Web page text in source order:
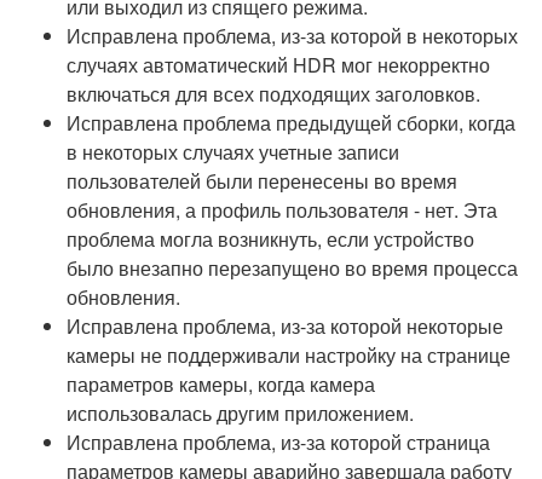
или выходил из спящего режима.
Исправлена проблема, из-за которой в некоторых
случаях автоматический HDR мог некорректно
включаться для всех подходящих заголовков.
Исправлена проблема предыдущей сборки, когда
в некоторых случаях учетные записи
пользователей были перенесены во время
обновления, а профиль пользователя - нет. Эта
проблема могла возникнуть, если устройство
было внезапно перезапущено во время процесса
обновления.
Исправлена проблема, из-за которой некоторые
камеры не поддерживали настройку на странице
параметров камеры, когда камера
использовалась другим приложением.
Исправлена проблема, из-за которой страница
параметров камеры аварийно завершала работу